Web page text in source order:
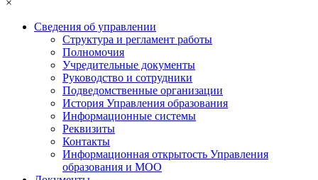
×
Сведения об управлении
Структура и регламент работы
Полномочия
Учредительные документы
Руководство и сотрудники
Подведомственные организации
История Управления образования
Информационные системы
Реквизиты
Контакты
Информационная открытость Управления
образования и МОО